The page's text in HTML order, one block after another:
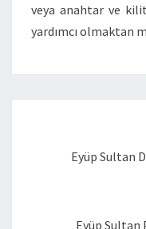
veya anahtar ve
yardımcı olmaktan
Eyüp Sultan
Eyüp